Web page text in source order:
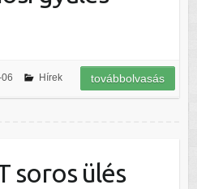
Hírek továbbolvasás
soros ülés